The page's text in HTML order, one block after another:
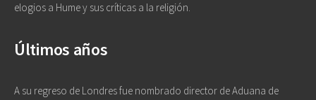
elogios a Hume y sus críticas a la religión.
Últimos años
A su regreso de Londres fue nombrado director de Aduana de